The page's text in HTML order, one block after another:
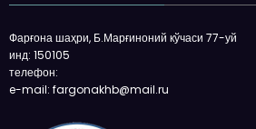
Фарғона шаҳри, Б.Марғиноний кўчаси 77-уй
инд: 150105
телефон:
e-mail: fargonakhb@mail.ru